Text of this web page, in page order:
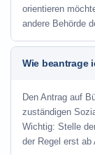
orientieren
andere Behörde
Wie beantrage
Den Antrag auf
zuständigen
Wichtig: Stelle
der Regel erst ab